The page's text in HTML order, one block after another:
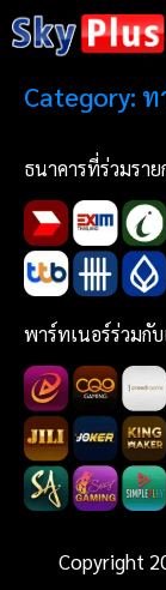
Category: ท
ธนาคารที่ร่วมราย
พาร์ทเนอร์ร่วมกับ
Copyright